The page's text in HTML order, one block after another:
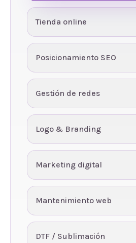
Tienda online
Posicionamiento SEO
Gestión de redes
Logo & Branding
Marketing digital
Mantenimiento web
DTF / Sublimación